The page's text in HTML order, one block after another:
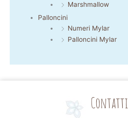
Marshmallow
Palloncini
Numeri Mylar
Palloncini Mylar
Contatti